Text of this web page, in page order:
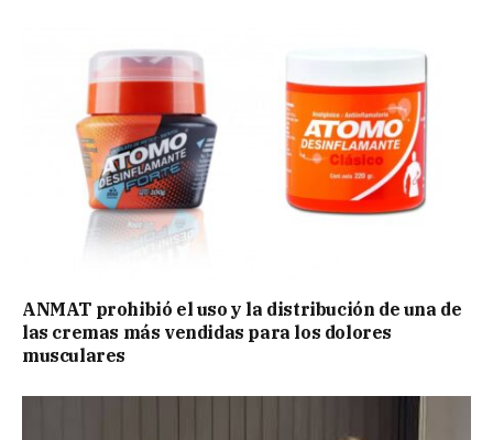
ANMAT prohibió el uso y la distribución de una de
las cremas más vendidas para los dolores
musculares